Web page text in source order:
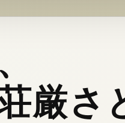
厳さ